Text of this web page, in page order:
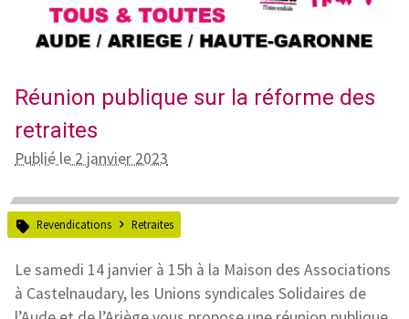
Réunion publique sur la réforme des
retraites
Publié le 2 janvier 2023
Revendications Retraites
Le samedi 14 janvier à 15h à la Maison des Associations
à Castelnaudary, les Unions syndicales Solidaires de